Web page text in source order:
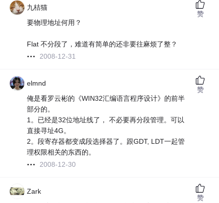
九桔猫
要物理地址何用？
Flat 不分段了，难道有简单的还非要往麻烦了整？
2008-12-31
赞
elmnd
俺是看罗云彬的《WIN32汇编语言程序设计》的前半
部分的。
1。已经是32位地址线了， 不必要再分段管理。可以
直接寻址4G。
2。段寄存器都变成段选择器了。跟GDT, LDT一起管
理权限相关的东西的。
2008-12-30
赞
Zark
赞